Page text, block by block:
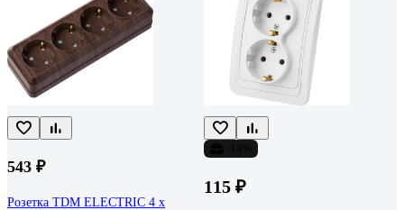
543 ₽
Розетка TDM ELECTRIC 4 х
115 ₽